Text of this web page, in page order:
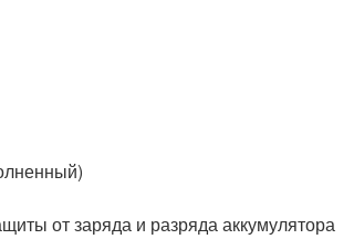
от заряда и разряда аккумулятора